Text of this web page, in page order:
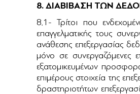
8. ΔΙΑΒΙΒΑΣΗ ΤΩΝ
8.1- Τρίτοι που
επαγγελματικής τους
ανάθεσης επεξεργασίας
μόνο σε συνεργαζόμενες
εξατομικευμένων
επιμέρους στοιχεία της
δραστηριοτήτων